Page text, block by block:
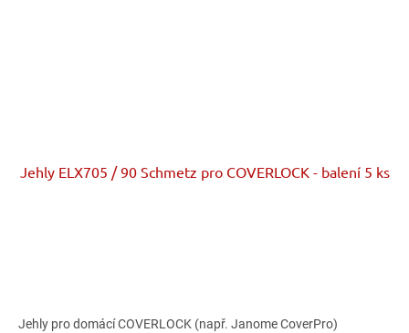
Jehly ELX705 / 90 Schmetz pro COVERLOCK - balení 5 ks
Jehly pro domácí COVERLOCK (např. Janome CoverPro)